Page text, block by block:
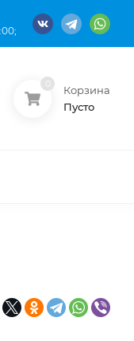
Корзина
Пусто